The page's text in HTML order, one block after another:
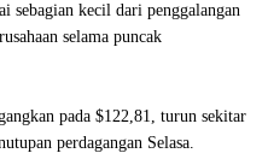
sebagian kecil dari penggalangan
selama puncak
pada $122,81, turun sekitar
perdagangan Selasa.